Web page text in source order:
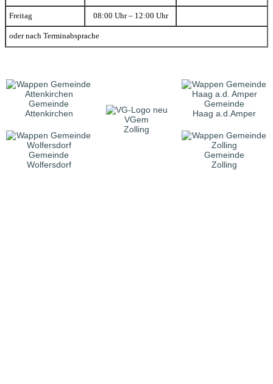
Freitag 08:00 Uhr – 12:00 Uhr
oder nach Terminabsprache
Gemeinde
Attenkirchen
VGem
Zolling
Gemeinde
Haag a.d.Amper
Gemeinde
Wolfersdorf
Gemeinde
Zolling